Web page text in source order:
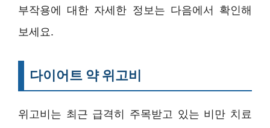
부작용에 대한 자세한 정보는 다음에서 확인해
보세요.
다이어트 약 위고비
위고비는 최근 급격히 주목받고 있는 비만 치료